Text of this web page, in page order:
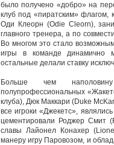
было получено «добро» на
клуб под «пиратским»
Оди Клеорн (Odie Cleorn),
главного тренера, а по
Во многом это стало
игры в команде динамично
остальные делали ставку
Больше чем
полупрофессиональных
клуба), Дюк Маккари (Duke
все игроки «Джекетс»,
цементировали Роджер Смит
славы Лайонел Конахер
манеру игру Паровозом, и